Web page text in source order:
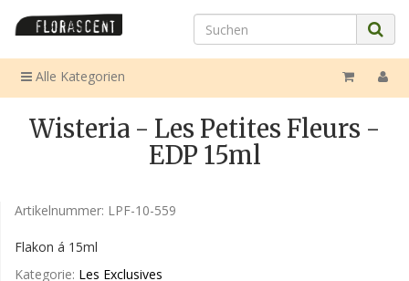
Alle Kategorien
Wisteria - Les Petites Fleurs -
EDP 15ml
Artikelnummer: LPF-10-559
Flakon á 15ml
Kategorie: Les Exclusives